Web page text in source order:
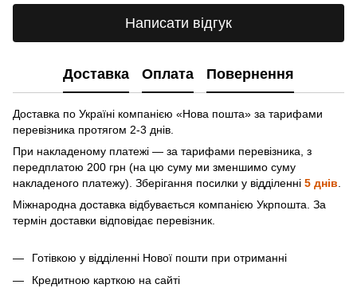
Написати відгук
Доставка Оплата Повернення
Доставка по Україні компанією «Нова пошта» зa тарифами
перевізника протягом 2-3 днів.
При накладеному платежі — за тарифами перевізника, з
передплатою 200 грн (на цю суму ми зменшимо суму
накладеного платежу). Зберігання посилки у відділенні 5 днів
Міжнародна доставка відбувається компанією Укрпошта. За
термін доставки відповідає перевізник.
Готівкою у відділенні Нової пошти при отриманні
Кредитною карткою на сайті